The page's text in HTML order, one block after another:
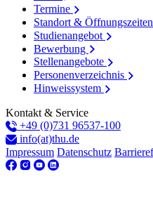
Termine
Standort & Öffnungszeiten
Studienangebot
Bewerbung
Stellenangebote
Personenverzeichnis
Hinweissystem
Kontakt & Service
+49 (0)731 96537-100
info(at)thu.de
Impressum Datenschutz